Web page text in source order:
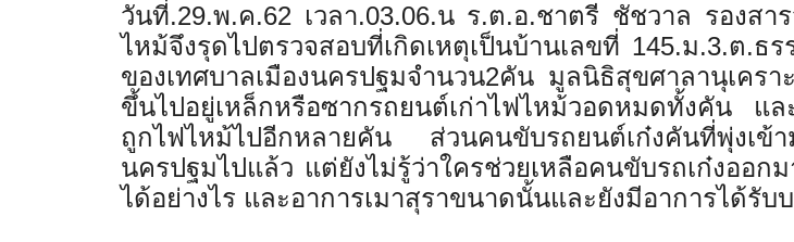
วันที่.29.พ.ค.62 เวลา.03.06.น ร.ต.อ.ชาตรี ชัชวาล รองสา
ไหม้จึงรุดไปตรวจสอบที่เกิดเหตุเป็นบ้านเลขที่ 145.ม.3.ต.
ของเทศบาลเมืองนครปฐมจำนวน2คัน มูลนิธิสุขศาลานุเคร
ขึ้นไปอยู่เหล็กหรือซากรถยนต์เก่าไฟไหม้วอดหมดทั้งคัน แล
ถูกไฟไหม้ไปอีกหลายคัน ส่วนคนขับรถยนต์เก๋งคันที่พุ่งเข้า
นครปฐมไปแล้ว แต่ยังไม่รู้ว่าใครช่วยเหลือคนขับรถเก๋งออก
ได้อย่างไร และอาการเมาสุราขนาดนั้นและยังมีอาการได้รับ